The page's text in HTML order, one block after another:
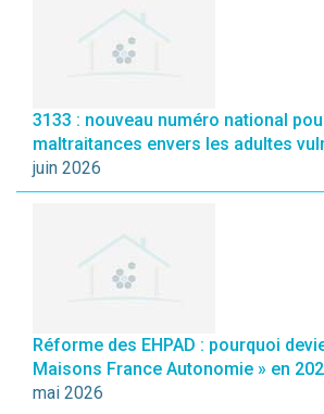
3133 : nouveau numéro national
maltraitances envers les adultes
juin 2026
Réforme des EHPAD : pourquoi
Maisons France Autonomie » en
mai 2026